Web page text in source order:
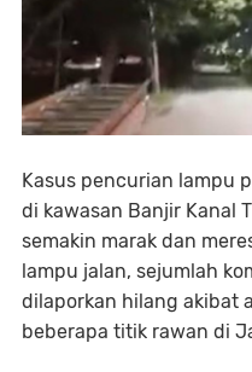
Kasus pencurian lampu
di kawasan Banjir Kanal
semakin marak dan
lampu jalan, sejumlah
dilaporkan hilang akibat
beberapa titik rawan di